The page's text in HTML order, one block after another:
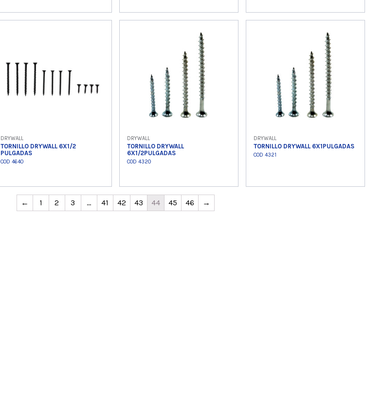
DRYWALL
TORNILLO DRYWALL 6X1/2
PULGADAS
COD 4640
Ver producto
DRYWALL
TORNILLO DRYWALL
6X1/2PULGADAS
COD 4320
Ver producto
DRYWALL
TORNILLO DRYWALL 6X1PULGADAS
COD 4321
← 1 2 3 … 41 42 43 44 45 46 →